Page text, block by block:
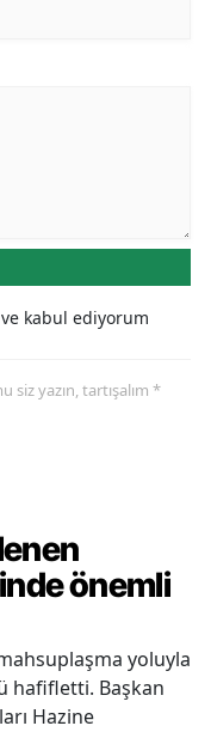
kabul ediyorum
yazın, tartışalım *
önemli
yoluyla
hafifletti. Başkan
Hazine